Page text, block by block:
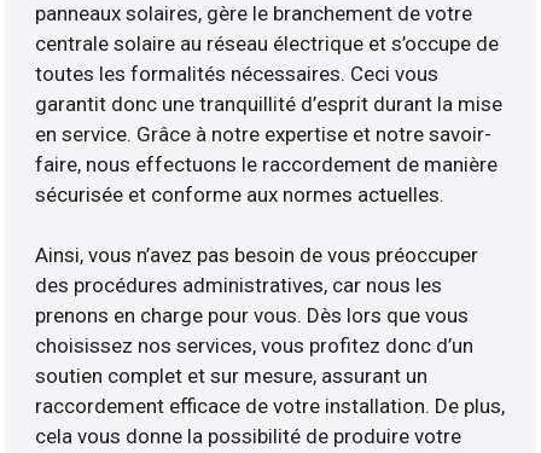
panneaux solaires, gère le branchement de votre
centrale solaire au réseau électrique et s’occupe de
toutes les formalités nécessaires. Ceci vous
garantit donc une tranquillité d’esprit durant la mise
en service. Grâce à notre expertise et notre savoir-
faire, nous effectuons le raccordement de manière
sécurisée et conforme aux normes actuelles.
Ainsi, vous n’avez pas besoin de vous préoccuper
des procédures administratives, car nous les
prenons en charge pour vous. Dès lors que vous
choisissez nos services, vous profitez donc d’un
soutien complet et sur mesure, assurant un
raccordement efficace de votre installation. De plus,
cela vous donne la possibilité de produire votre